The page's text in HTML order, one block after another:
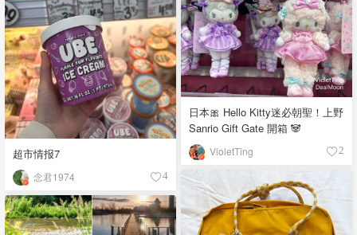
超市情报7
念君1974 4
日本🎀 Hello Kitty迷必朝聖！上野
Sanrio Gift Gate 開箱 🐼
VioletTing 2